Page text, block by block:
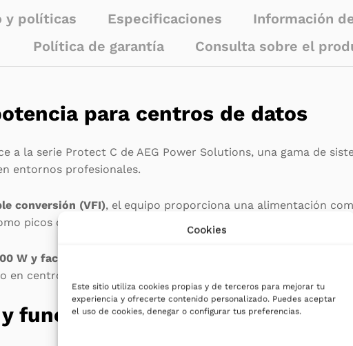
Cookies
Este sitio utiliza cookies propias y de terceros para mejorar tu
experiencia y ofrecerte contenido personalizado. Puedes aceptar
el uso de cookies, denegar o configurar tus preferencias.
y políticas Especificaciones Información
Política de garantía
Consulta sobre el
para centros de datos
a la serie Protect C de AEG Power Solutions, una gama de
entornos profesionales.
conversión (VFI), el equipo proporciona una alimentación
picos de tensión, fluctuaciones de voltaje o cortes de
W y factor de potencia unitario
, este SAI permite proteger
en centros de datos o instalaciones empresariales.
funcionamiento en paralelo